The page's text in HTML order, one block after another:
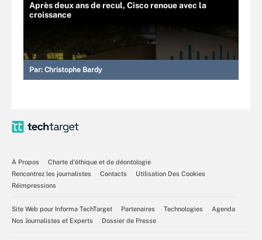
Après deux ans de recul, Cisco renoue avec la
croissance
Par: Christophe Bardy
À Propos
Charte d’éthique et de déontologie
Rencontrez les journalistes
Contacts
Utilisation Des Cookies
Réimpressions
Site Web pour Informa TechTarget Partenaires Technologies
Agenda
Nos Journalistes et Experts
Dossier de Presse